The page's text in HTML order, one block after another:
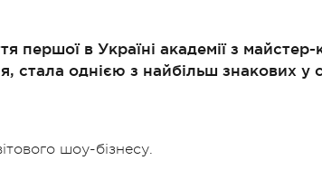
першої в Україні академії з
стала однією з найбільш знакових у
шоу-бізнесу.